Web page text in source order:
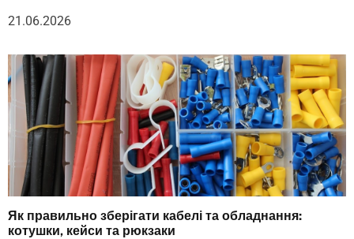
21.06.2026
Як правильно зберігати кабелі та обладнання:
котушки, кейси та рюкзаки